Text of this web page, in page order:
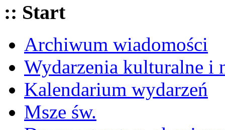
:: Start
Archiwum wiadomości
Wydarzenia kulturalne i
Kalendarium wydarzeń
Msze św.